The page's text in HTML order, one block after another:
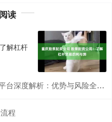
读
解杠杆
度解析：优势与风险全景透视
程